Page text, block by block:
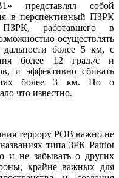
представлял собой
в перспективный ПЗРК
ПЗРК, работавшего в
осуществлять
дальности более 5 км, с
более 12 град./с и
и эффективно сбивать
более 3 км. Но о
что известно.
террору РОВ важно не
типа ЗРК Patriot
не забывать о других
крайне важных для